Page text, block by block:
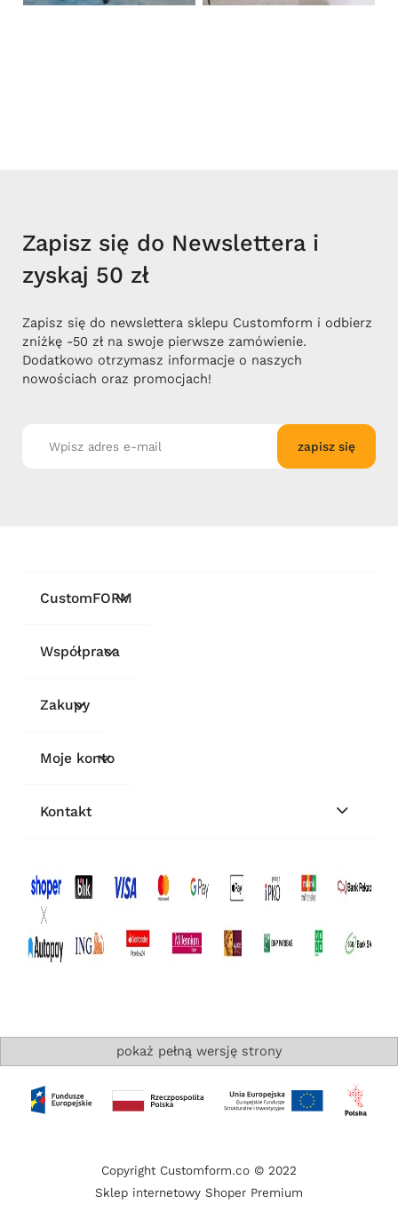
Zapisz się do Newslettera i
zyskaj 50 zł
Zapisz się do newslettera sklepu Customform i odbierz
zniżkę -50 zł na swoje pierwsze zamówienie.
Dodatkowo otrzymasz informacje o naszych
nowościach oraz promocjach!
zapisz się
CustomFORM
Współpraca
Zakupy
Moje konto
Kontakt
pokaż pełną wersję strony
Sklep internetowy Shoper Premium
Copyright Customform.co © 2022